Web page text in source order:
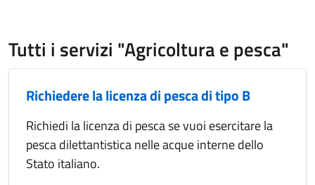
Tutti i servizi "Agricoltura e pesca"
Richiedere la licenza di pesca di tipo B
Richiedi la licenza di pesca se vuoi esercitare la
pesca dilettantistica nelle acque interne dello
Stato italiano.